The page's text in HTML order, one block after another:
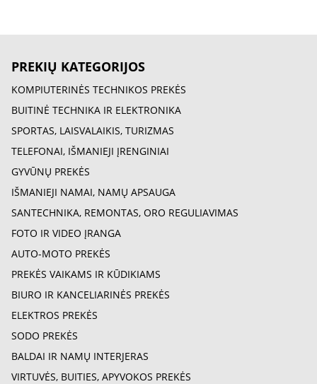
PREKIŲ KATEGORIJOS
KOMPIUTERINĖS TECHNIKOS PREKĖS
BUITINĖ TECHNIKA IR ELEKTRONIKA
SPORTAS, LAISVALAIKIS, TURIZMAS
TELEFONAI, IŠMANIEJI ĮRENGINIAI
GYVŪNŲ PREKĖS
IŠMANIEJI NAMAI, NAMŲ APSAUGA
SANTECHNIKA, REMONTAS, ORO REGULIAVIMAS
FOTO IR VIDEO ĮRANGA
AUTO-MOTO PREKĖS
PREKĖS VAIKAMS IR KŪDIKIAMS
BIURO IR KANCELIARINĖS PREKĖS
ELEKTROS PREKĖS
SODO PREKĖS
BALDAI IR NAMŲ INTERJERAS
VIRTUVĖS, BUITIES, APYVOKOS PREKĖS